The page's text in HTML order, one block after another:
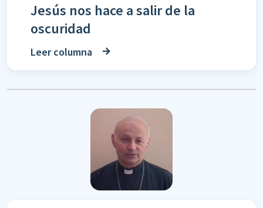
Jesús nos hace a salir de la
oscuridad
Leer columna